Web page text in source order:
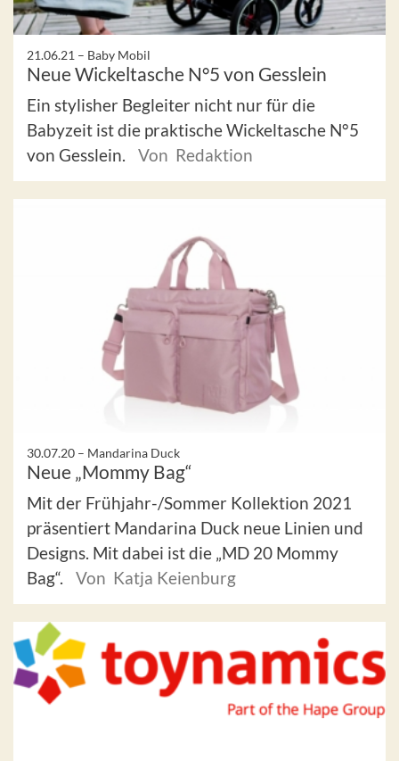
21.06.21 – Baby Mobil
Neue Wickeltasche N°5 von Gesslein
Ein stylisher Begleiter nicht nur für die
Babyzeit ist die praktische Wickeltasche N°5
von Gesslein.
Von Redaktion
30.07.20 – Mandarina Duck
Neue „Mommy Bag“
Mit der Frühjahr-/Sommer Kollektion 2021
präsentiert Mandarina Duck neue Linien und
Designs. Mit dabei ist die „MD 20 Mommy
Bag“.
Von Katja Keienburg